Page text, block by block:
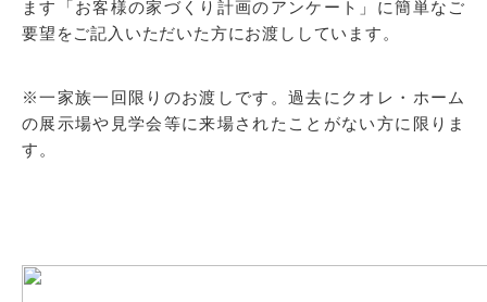
ます「お客様の家づくり計画のアンケート」に簡単なご
要望をご記入いただいた方にお渡ししています。
※一家族一回限りのお渡しです。過去にクオレ・ホーム
の展示場や見学会等に来場されたことがない方に限りま
す。